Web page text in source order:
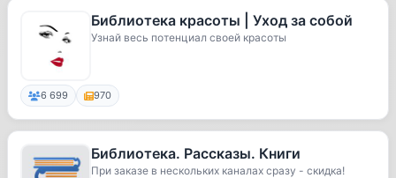
Библиотека красоты | Уход за собой
Узнай весь потенциал своей красоты
6 699 970
Библиотека. Рассказы. Книги
При заказе в нескольких каналах сразу - скидка!